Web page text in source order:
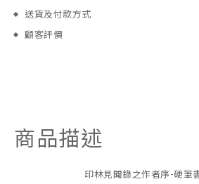
送貨及付款方式
顧客評價
商品描述
印林見聞錄之作者序-硬筆